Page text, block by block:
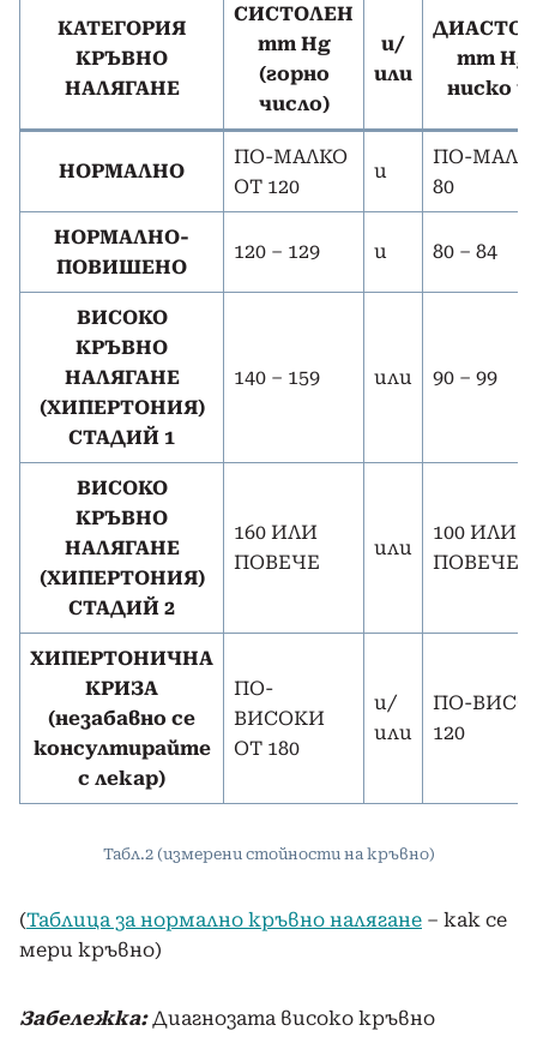
КАТЕГОРИЯ
КРЪВНО
НАЛЯГАНЕ
СИСТОЛЕН
mm Hg
(горно
число)
и/
или
mm Hg
ниско
НОРМАЛНО
ПО-МАЛКО
ОТ 120
и
ПО-
80
НОРМАЛНО-
ПОВИШЕНО
120 – 129 и 80 – 84
ВИСОКО
КРЪВНО
НАЛЯГАНЕ
(ХИПЕРТОНИЯ)
СТАДИЙ 1
140 – 159 или 90 – 99
ВИСОКО
КРЪВНО
НАЛЯГАНЕ
(ХИПЕРТОНИЯ)
СТАДИЙ 2
160 ИЛИ
ПОВЕЧЕ
или
100 ИЛИ
ПОВЕЧЕ
ХИПЕРТОНИЧНА
КРИЗА
(незабавно се
консултирайте
с лекар)
ПО-
ВИСОКИ
ОТ 180
и/
или
ПО-
120
Табл.2 (измерени стойности на кръвно)
(Таблица за нормално кръвно налягане – как се
мери кръвно)
Забележка:Диагнозата високо кръвно